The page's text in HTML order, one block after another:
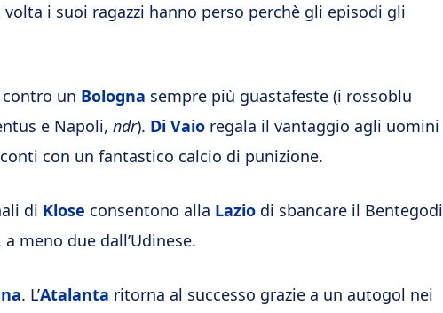
i suoi ragazzi hanno perso perchè gli episodi gli
un Bologna sempre più guastafeste (i rossoblu
e Napoli, ndr). Di Vaio regala il vantaggio agli uomini
con un fantastico calcio di punizione.
di Klose consentono alla Lazio di sbancare il Bentegodi
meno due dall’Udinese.
. L’Atalanta ritorna al successo grazie a un autogol nei